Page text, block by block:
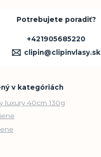
Potrebujete poradiť?
+421905685220
clipin@clipinvlasy.sk
v kategóriách
luxury 40cm 130g